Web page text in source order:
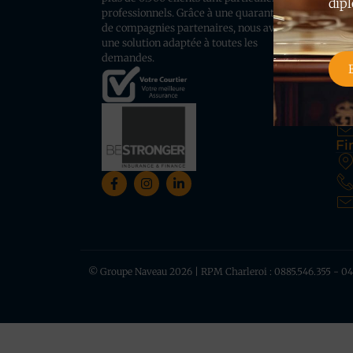
professionnels. Grâce à une quarantaine
de compagnies partenaires, nous avons
une solution adaptée à toutes les
demandes.
© Groupe Naveau 2026 | RPM Charleroi : 0885.546.355 -